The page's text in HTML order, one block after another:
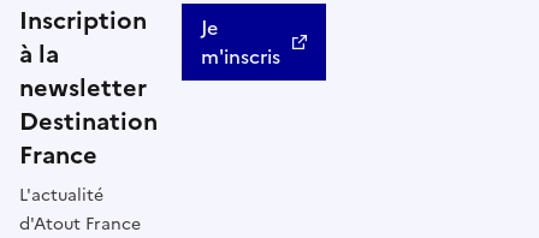
Inscription
à la
newsletter
Destination
France
L'actualité
d'Atout France
Je
m'inscris